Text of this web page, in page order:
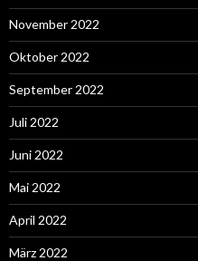
November 2022
Oktober 2022
September 2022
Juli 2022
Juni 2022
Mai 2022
April 2022
März 2022